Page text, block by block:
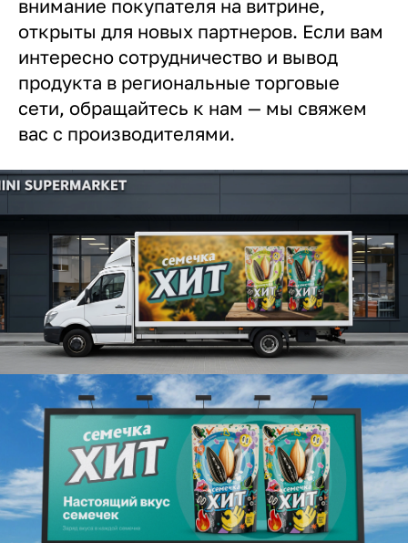
внимание покупателя на витрине,
открыты для новых партнеров. Если вам
интересно сотрудничество и вывод
продукта в региональные торговые
сети, обращайтесь к нам — мы свяжем
вас с производителями.